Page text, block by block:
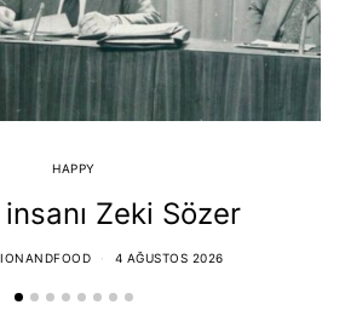
HAPPY
Zeki Sözer
4 AĞUSTOS 2026